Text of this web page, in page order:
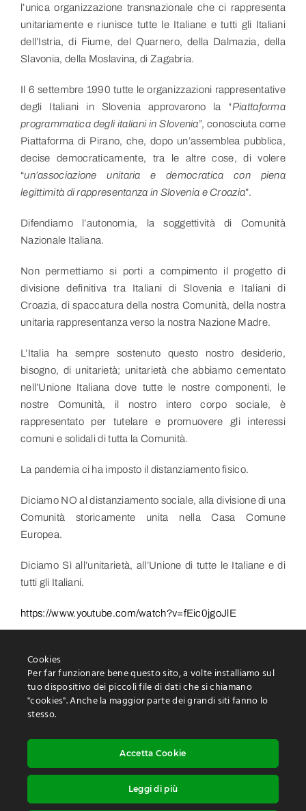
l’unica organizzazione transnazionale che ci rappresenta
unitariamente e riunisce tutte le Italiane e tutti gli Italiani
dell’Istria, di Fiume, del Quarnero, della Dalmazia, della
Slavonia, della Moslavina, di Zagabria.
Il 6 settembre 1990 tutte le organizzazioni rappresentative
degli Italiani in Slovenia approvarono la “Piattaforma
programmatica degli italiani in Slovenia”, conosciuta come
Piattaforma di Pirano, che, dopo un’assemblea pubblica,
decise democraticamente, tra le altre cose, di volere
“un’associazione unitaria e democratica con piena
legittimità di rappresentanza in Slovenia e Croazia”.
Difendiamo l’autonomia, la soggettività di Comunità
Nazionale Italiana.
Non permettiamo si porti a compimento il progetto di
divisione definitiva tra Italiani di Slovenia e Italiani di
Croazia, di spaccatura della nostra Comunità, della nostra
unitaria rappresentanza verso la nostra Nazione Madre.
L’Italia ha sempre sostenuto questo nostro desiderio,
bisogno, di unitarietà; unitarietà che abbiamo cementato
nell’Unione Italiana dove tutte le nostre componenti, le
nostre Comunità, il nostro intero corpo sociale, è
rappresentato per tutelare e promuovere gli interessi
comuni e solidali di tutta la Comunità.
La pandemia ci ha imposto il distanziamento fisico.
Diciamo NO al distanziamento sociale, alla divisione di una
Comunità storicamente unita nella Casa Comune
Europea.
Diciamo Sì all’unitarietà, all’Unione di tutte le Italiane e di
tutti gli Italiani.
https://www.youtube.com/watch?v=fEic0jgoJlE
Cookies
Per far funzionare bene questo sito, a volte installiamo sul
tuo dispositivo dei piccoli file di dati che si chiamano
"cookies". Anche la maggior parte dei grandi siti fanno lo
stesso.
Accetta Cookie
Leggi di più